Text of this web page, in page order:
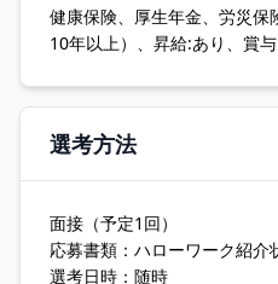
健康保険、厚生年金、労災
10年以上）、昇給:あり、賞
選考方法
面接（予定1回）
応募書類：ハローワーク紹介
選考日時：随時